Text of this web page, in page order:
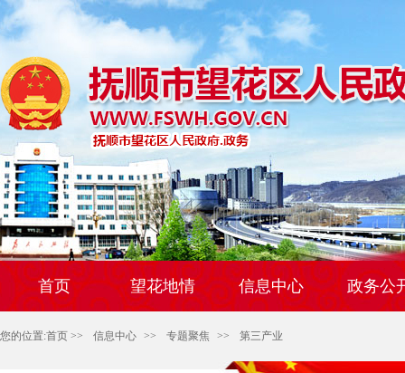
首页 望花地情 信息中心 政务公
您的位置:首页 >> 信息中心 >> 专题聚焦 >> 第三产业